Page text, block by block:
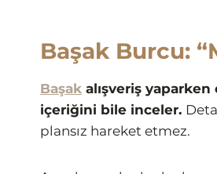
Başak Burcu:
Başak alışveriş yaparken
içeriğini bile inceler.
plansız hareket etmez.